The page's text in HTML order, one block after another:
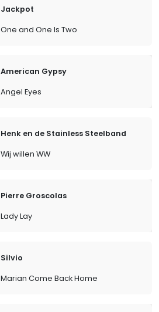
Jackpot
One and One Is Two
American Gypsy
Angel Eyes
Henk en de Stainless Steelband
Wij willen WW
Pierre Groscolas
Lady Lay
Silvio
Marian Come Back Home